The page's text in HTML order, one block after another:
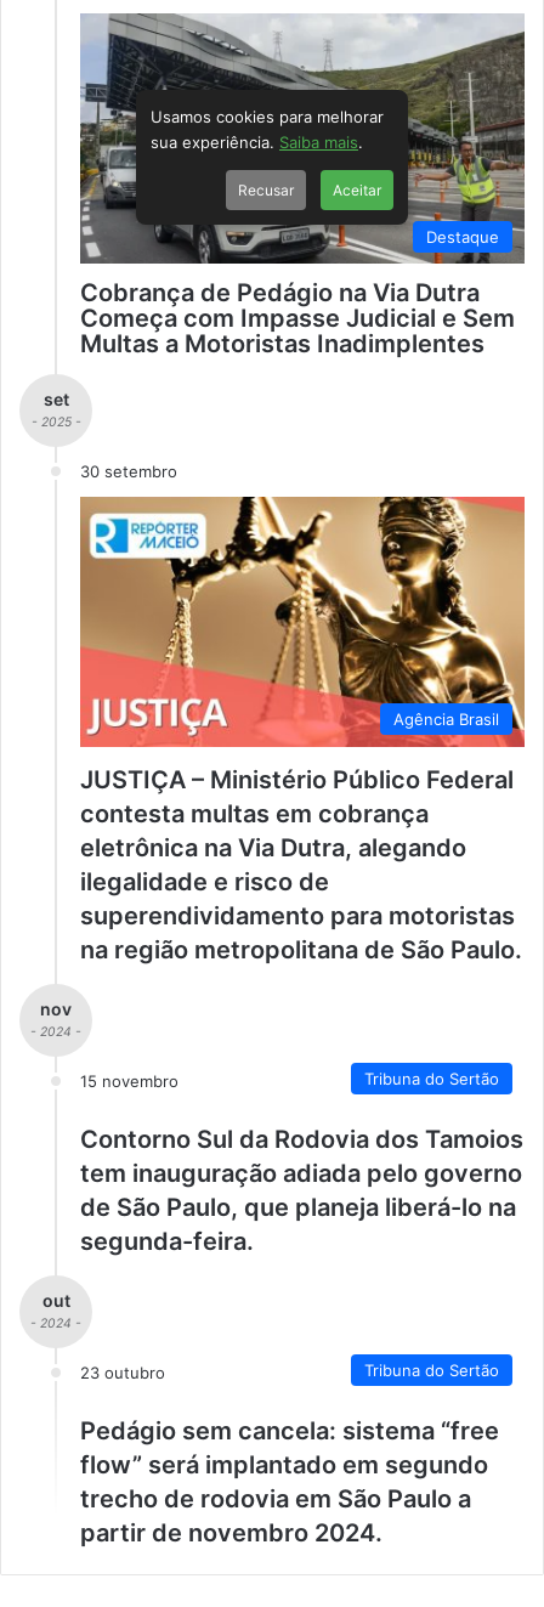
Destaque
Cobrança de Pedágio na Via Dutra
Começa com Impasse Judicial e Sem
Multas a Motoristas Inadimplentes
set
- 2025 -
30 setembro
Agência Brasil
JUSTIÇA – Ministério Público Federal
contesta multas em cobrança
eletrônica na Via Dutra, alegando
ilegalidade e risco de
superendividamento para motoristas
na região metropolitana de São Paulo.
nov
- 2024 -
15 novembro Tribuna do Sertão
Contorno Sul da Rodovia dos Tamoios
tem inauguração adiada pelo governo
de São Paulo, que planeja liberá-lo na
segunda-feira.
out
- 2024 -
23 outubro Tribuna do Sertão
Pedágio sem cancela: sistema “free
flow” será implantado em segundo
trecho de rodovia em São Paulo a
partir de novembro 2024.
Usamos cookies para melhorar
sua experiência. Saiba mais.
Recusar Aceitar